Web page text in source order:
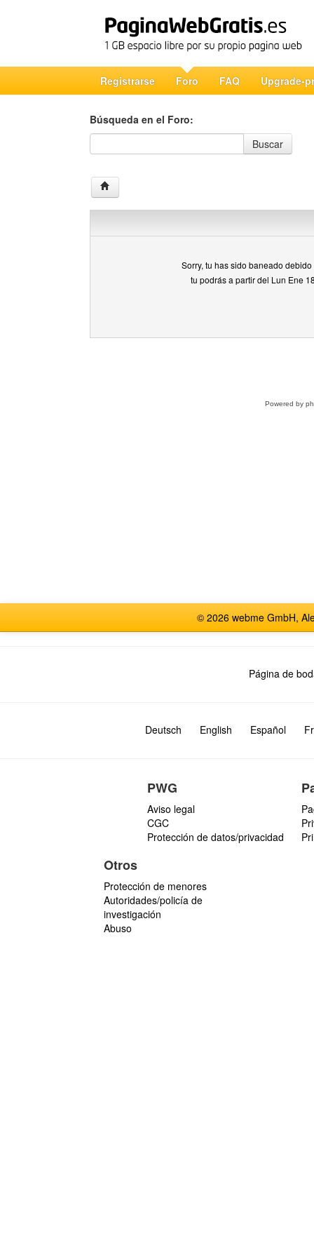
Registrarse Foro FAQ Upgrade-
Búsqueda en el Foro:
Búsqueda en el Foro
Buscar
Sorry, tu has sido baneado
tu podrás a partir del Lun Ene
Powered by
© 2026 webme GmbH,
Página de
Deutsch English Español
PWG
Aviso legal
CGC
Protección de datos/privacidad
Otros
Protección de menores
Autoridades/policía de
investigación
Abuso